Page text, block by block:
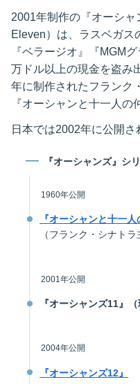
2001年制作の『オーシャ
Eleven）は、ラスベガス
『ベラージオ』『MGM
万ドル以上の現金を盗み
年に制作されたフランク
『オーシャンと十一人の
日本では2002年に公開さ
『オーシャンズ』シ
1960年公開
『オーシャンと十一人
（フランク・シナト
2001年公開
『オーシャンズ11』（
2004年公開
『オーシャンズ12』